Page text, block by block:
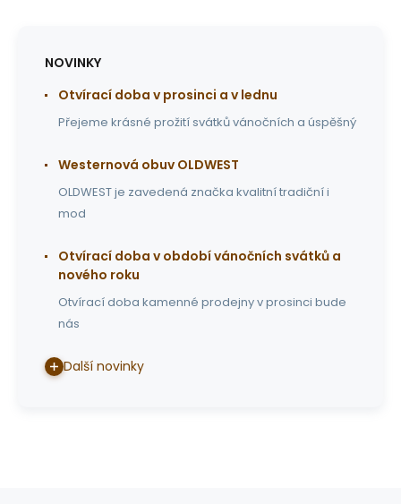
NOVINKY
Otvírací doba v prosinci a v lednu
Přejeme krásné prožití svátků vánočních a úspěšný
Westernová obuv OLDWEST
OLDWEST je zavedená značka kvalitní tradiční i
mod
Otvírací doba v období vánočních svátků a
nového roku
Otvírací doba kamenné prodejny v prosinci bude
nás
Další novinky